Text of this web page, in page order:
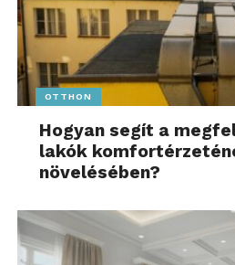
OTTHON
Hogyan segít a
lakók
növelésében?